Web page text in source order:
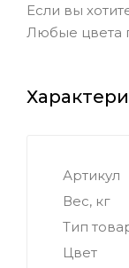
Если вы
Любые цвета
Артикул
Вес, кг
Тип
Цвет